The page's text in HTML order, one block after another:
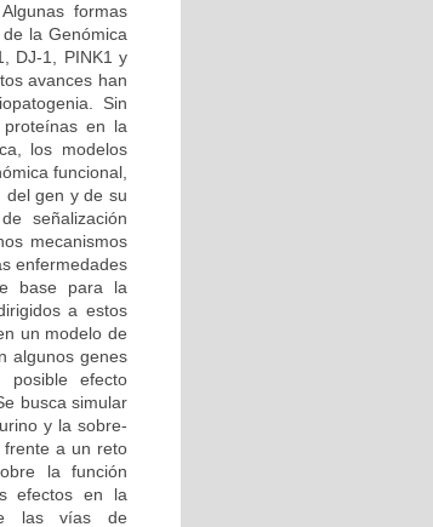
formas
la Genómica
DJ-1, PINK1 y
avances han
Sin
en la
los modelos
funcional,
del gen y de su
señalización
mecanismos
enfermedades
base para la
a estos
un modelo de
algunos genes
efecto
busca simular
y la sobre-
frente a un reto
la función
efectos en la
las vías de